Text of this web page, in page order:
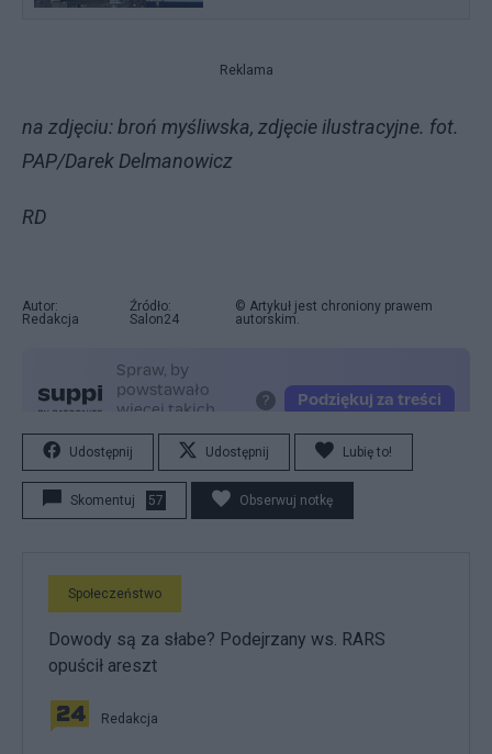
Reklama
na zdjęciu: broń myśliwska, zdjęcie ilustracyjne. fot.
PAP/Darek Delmanowicz
RD
Autor:
Redakcja
Źródło:
Salon24
© Artykuł jest chroniony prawem
autorskim.
Udostępnij Udostępnij Lubię to!
Skomentuj 57 Obserwuj notkę
Społeczeństwo
Dowody są za słabe? Podejrzany ws. RARS
opuścił areszt
Redakcja